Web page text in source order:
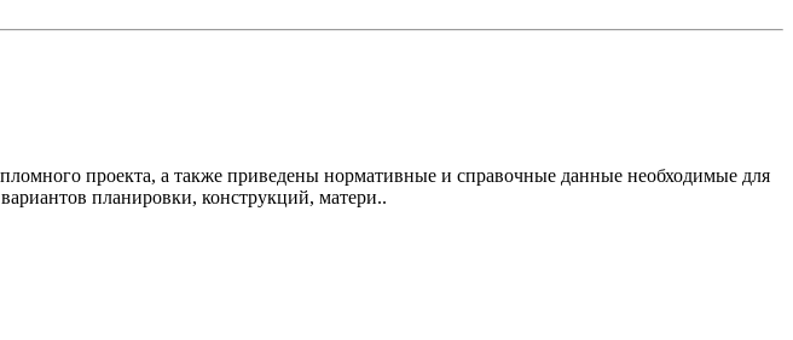
проекта, а также приведены нормативные и справочные данные необходимые для
планировки, конструкций, матери..